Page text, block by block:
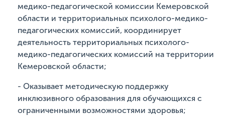
медико-педагогической комиссии Кемеровской
области и территориальных психолого-медико-
педагогических комиссий, координирует
деятельность территориальных психолого-
медико-педагогических комиссий на территории
Кемеровской области;
- Оказывает методическую поддержку
инклюзивного образования для обучающихся с
ограниченными возможностями здоровья;